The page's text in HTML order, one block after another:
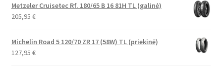
Metzeler Cruisetec Rf. 180/65 B 16 81H TL (galinė)
205,95 €
Michelin Road 5 120/70 ZR 17 (58W) TL (priekinė)
127,95 €